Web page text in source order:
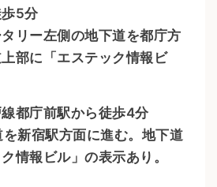
5分
リー左側の地下道を都庁方
部に「エステック情報ビ
都庁前駅から徒歩4分
新宿駅方面に進む。地下道
情報ビル」の表示あり。